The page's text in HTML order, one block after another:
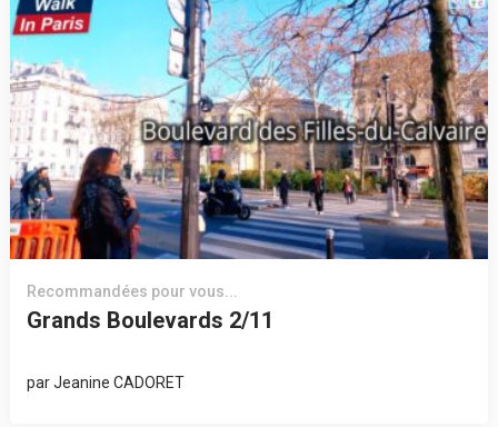
Recommandées pour vous...
Grands Boulevards 2/11
parJeanine CADORET